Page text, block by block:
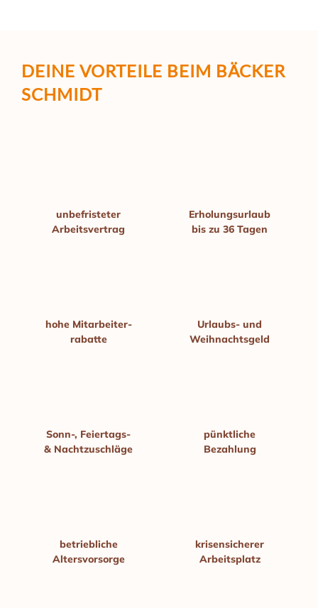
DEINE VORTEILE BEIM BÄCKER
SCHMIDT
unbefristeter
Arbeits­vertrag
Erholungs­urlaub
bis zu 36 Tagen
hohe Mitarbeiter­
rabatte
Urlaubs- und
Weihnachts­geld
Sonn-, Feiertags-
& Nacht­zuschläge
pünktliche
Bezahlung
betriebliche
Alters­vorsorge
krisen­sicherer
Arbeitsplatz